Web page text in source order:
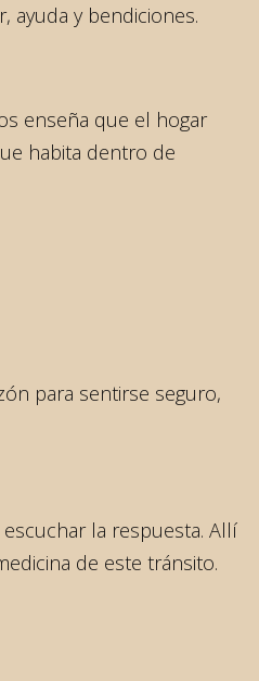
ayuda y bendiciones.
enseña que el hogar
habita dentro de
para sentirse seguro,
la respuesta. Allí
de este tránsito.